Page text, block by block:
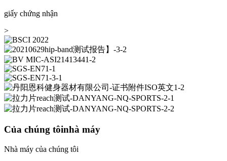
giấy chứng nhận
>
Của chúng tôinhà máy
Nhà máy của chúng tôi